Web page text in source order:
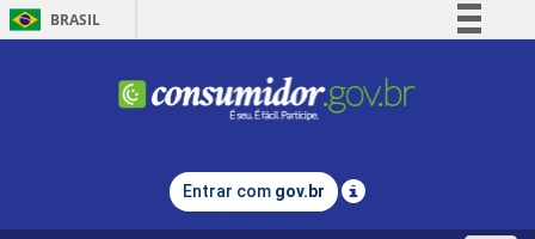
BRASIL
Comunica BR
Legislação
Entrar com gov.br